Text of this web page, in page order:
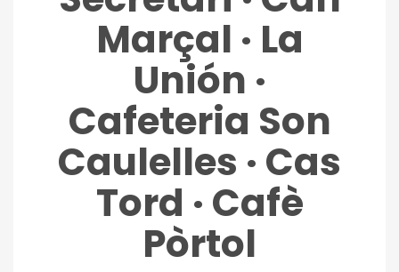
Marçal · La
Unión ·
Cafeteria Son
Caulelles · Cas
Tord · Cafè
Pòrtol